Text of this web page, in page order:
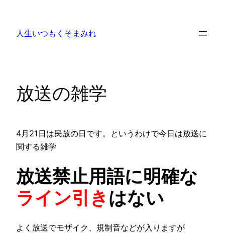
人生いつもくそまみれ
放送の雑学
4月21日は民放の日です。というわけで今日は放送に
関する雑学
放送禁止用語に明確な
ライン引き はない
よく放送でモザイク、規制音などが入りますが